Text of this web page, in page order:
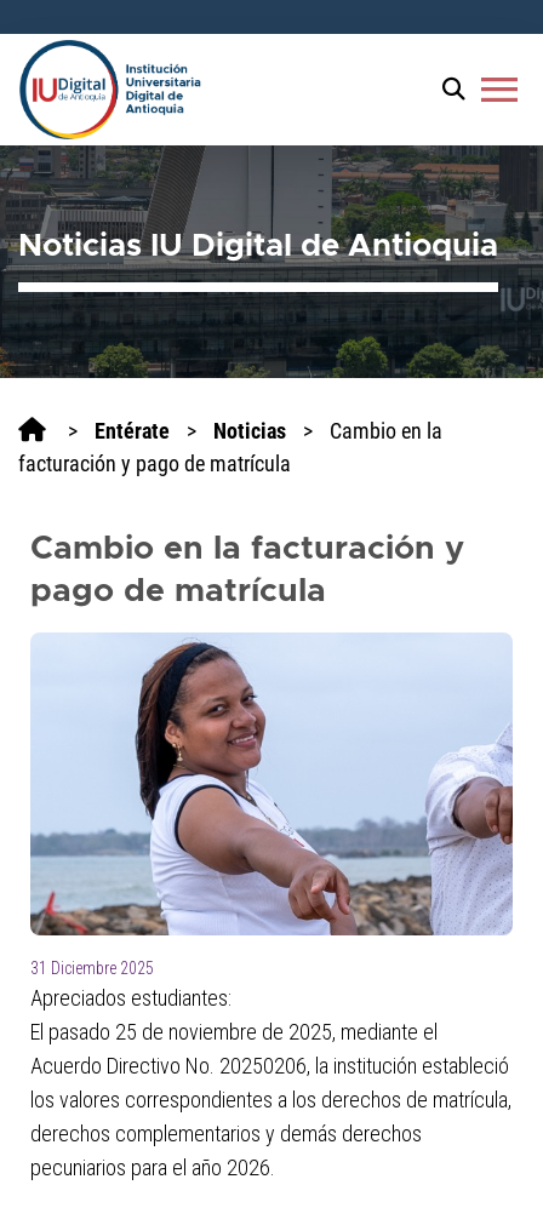
al
lector
pantalla
All
in
One
Accesibilidad
Para
iniciar
el
lector
pantalla
Accesibilidad,
presione
lector
pantalla
para
ayudarle
navegar
interactuar
contenido.
menu
Noticias IU Digital de Antioquia
> Entérate > Noticias >
Cambio en la
facturación y pago de matrícula
Cambio en la facturación y
pago de matrícula
31 Diciembre 2025
Apreciados estudiantes:
El pasado 25 de noviembre de 2025, mediante el
Acuerdo Directivo No. 20250206, la institución estableció
los valores correspondientes a los derechos de matrícula,
derechos complementarios y demás derechos
pecuniarios para el año 2026.